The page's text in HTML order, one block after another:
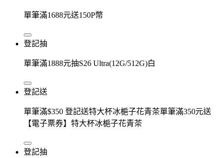
單筆滿1688元送150P幣
登記抽
單筆滿1888元抽S26 Ultra(12G/512G)白
登記送
單筆滿$350 登記送特大杯冰梔子花青茶單筆滿350元送
【電子票券】特大杯冰梔子花青茶
登記抽